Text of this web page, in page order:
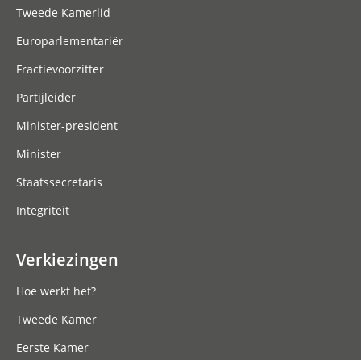
Tweede Kamerlid
Europarlementariër
Fractievoorzitter
Partijleider
Minister-president
Minister
Staatssecretaris
Integriteit
Verkiezingen
Hoe werkt het?
Tweede Kamer
Eerste Kamer